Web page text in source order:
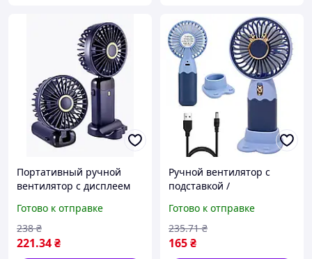
Портативный ручной
вентилятор с дисплеем
использования с
компактным дизайном
Готово к отправке
221.34₴
238 ₴
Ручной вентилятор с
подставкой /
аккумуляторный /
Компактный USB
вентилятор / Мини
вентилятор настольный
Готово к отправке
165₴
235.71 ₴